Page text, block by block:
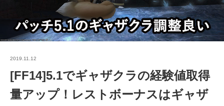
2019.11.12
[FF14]5.1でギャザクラの経験値取得
量アップ！レストボーナスはギャザ